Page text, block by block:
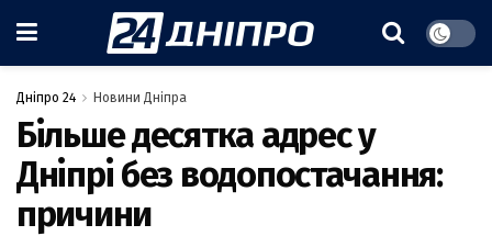
Дніпро 24 Новини Дніпра
Більше десятка адрес у
Дніпрі без водопостачання:
причини